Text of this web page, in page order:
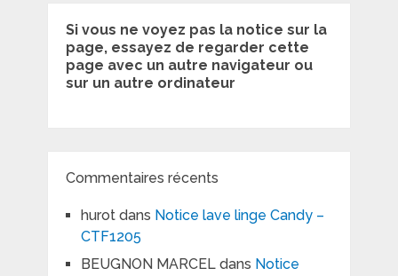
Si vous ne voyez pas la notice sur la
page, essayez de regarder cette
page avec un autre navigateur ou
sur un autre ordinateur
Commentaires récents
hurotdans Notice lave linge Candy –
CTF1205
BEUGNON MARCELdans Notice